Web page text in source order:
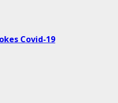
Covid-19